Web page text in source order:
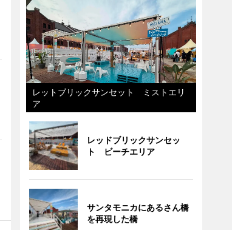
レットブリックサンセット ミストエリ
ア
レッドブリックサンセッ
ト ビーチエリア
サンタモニカにあるさん橋
を再現した橋